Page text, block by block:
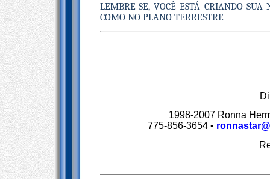
LEMBRE-SE, VOCÊ ESTÁ CRIANDO
COMO NO PLANO TERRESTRE
1998-2007 Ronna
775-856-3654 •